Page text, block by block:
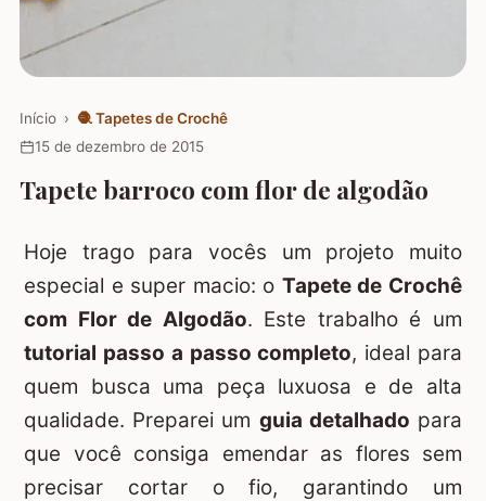
Início › 🧶 Tapetes de Crochê
15 de dezembro de 2015
Tapete barroco com flor de algodão
Hoje trago para vocês um projeto muito
especial e super macio: o Tapete de Crochê
com Flor de Algodão. Este trabalho é um
tutorial passo a passo completo, ideal para
quem busca uma peça luxuosa e de alta
qualidade. Preparei um guia detalhado para
que você consiga emendar as flores sem
precisar cortar o fio, garantindo um